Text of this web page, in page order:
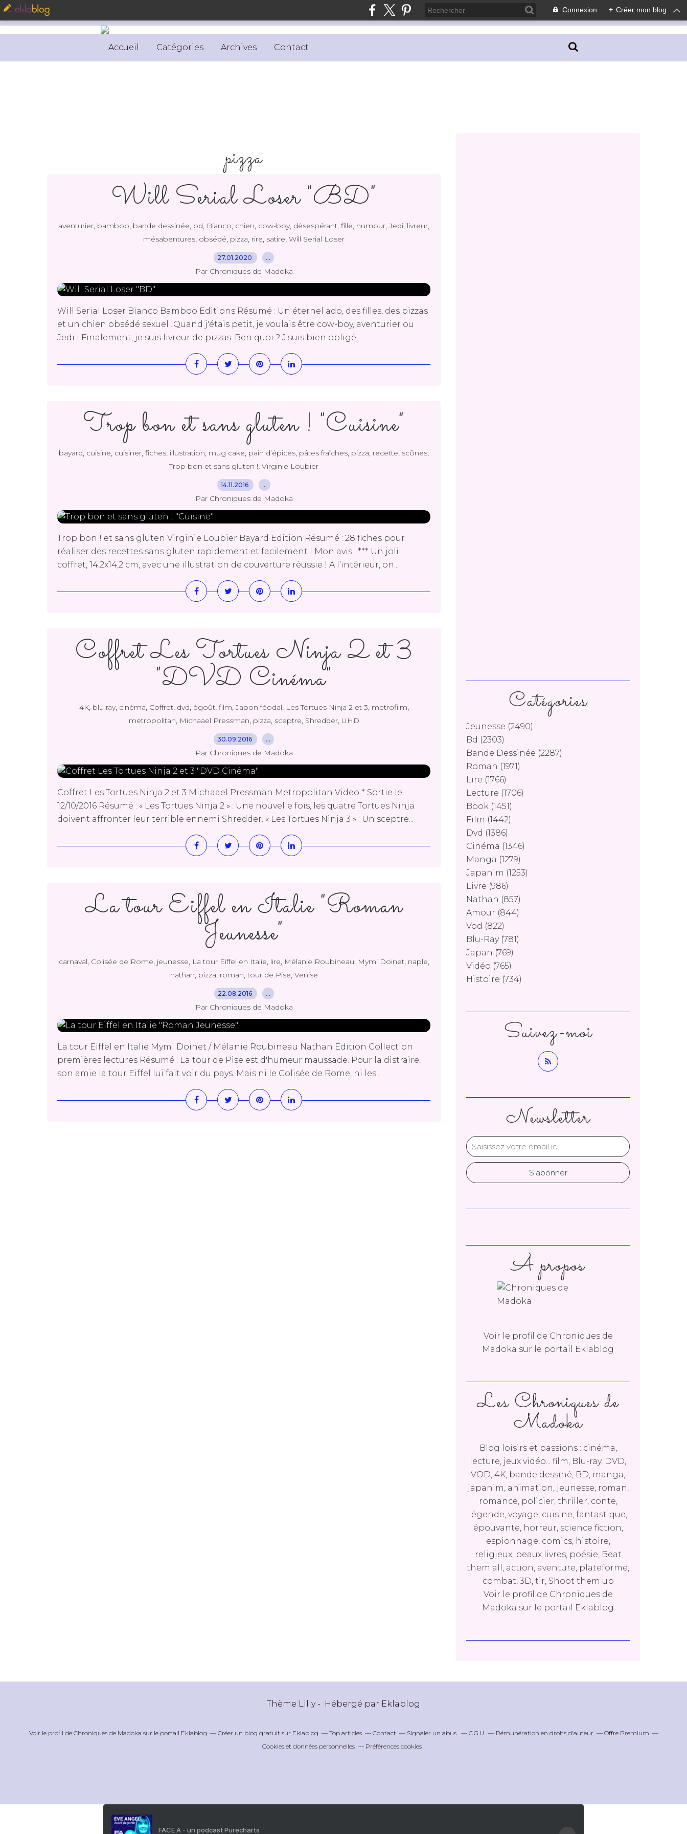
Connexion + Créer mon blog
Accueil Catégories Archives Contact
pizza
Will Serial Loser "BD"
aventurier, bamboo, bande dessinée, bd, Bianco, chien, cow-boy, désespérant, fille, humour,Jedi, livreur,
mésabentures, obsédé, pizza, rire, satire, Will Serial Loser
27.01.2020 …
Par Chroniques de Madoka
Will Serial Loser Bianco Bamboo Editions Résumé : Un éternel ado, des filles, des pizzas
et un chien obsédé sexuel !Quand j'étais petit, je voulais être cow-boy, aventurier ou
Jedi ! Finalement, je suis livreur de pizzas. Ben quoi ? J'suis bien obligé...
Trop bon et sans gluten ! "Cuisine"
bayard, cuisine, cuisiner, fiches, illustration, mug cake, pain d’épices, pâtes fraîches, pizza, recette, scônes,
Trop bon et sans gluten !, Virginie Loubier
14.11.2016 …
Par Chroniques de Madoka
Trop bon ! et sans gluten Virginie Loubier Bayard Edition Résumé : 28 fiches pour
réaliser des recettes sans gluten rapidement et facilement ! Mon avis : *** Un joli
coffret, 14,2x14,2 cm, avec une illustration de couverture réussie ! A l’intérieur, on...
Coffret Les Tortues Ninja 2 et 3
"DVD Cinéma"
4K, blu ray, cinéma, Coffret, dvd, égoût, film,Japon féodal, Les Tortues Ninja 2 et 3, metrofilm,
metropolitan, Michaael Pressman, pizza, sceptre, Shredder, UHD
30.09.2016 …
Par Chroniques de Madoka
Coffret Les Tortues Ninja 2 et 3 Michaael Pressman Metropolitan Video * Sortie le
12/10/2016 Résumé : « Les Tortues Ninja 2 » : Une nouvelle fois, les quatre Tortues Ninja
doivent affronter leur terrible ennemi Shredder. « Les Tortues Ninja 3 » : Un sceptre...
La tour Eiffel en Italie "Roman
Jeunesse"
carnaval, Colisée de Rome, jeunesse, La tour Eiffel en Italie, lire, Mélanie Roubineau, Mymi Doinet, naple,
nathan, pizza, roman,tour de Pise, Venise
22.08.2016 …
Par Chroniques de Madoka
La tour Eiffel en Italie Mymi Doinet / Mélanie Roubineau Nathan Edition Collection
premières lectures Résumé : La tour de Pise est d'humeur maussade. Pour la distraire,
son amie la tour Eiffel lui fait voir du pays. Mais ni le Colisée de Rome, ni les...
Newsletter
Catégories
Jeunesse (2490)
Bd (2303)
Bande Dessinée (2287)
Roman (1971)
Lire (1766)
Lecture (1706)
Book (1451)
Film (1442)
Dvd (1386)
Cinéma (1346)
Manga (1279)
Japanim (1253)
Livre (986)
Nathan (857)
Amour (844)
Vod (822)
Blu-Ray(781)
Japan (769)
Vidéo (765)
Histoire (734)
Les Chroniques de
Madoka
Blog loisirs et passions : cinéma,
lecture, jeux vidéo... film, Blu-ray, DVD,
VOD, 4K, bande dessiné, BD, manga,
japanim, animation, jeunesse, roman,
romance, policier, thriller, conte,
légende, voyage, cuisine, fantastique,
épouvante, horreur, science fiction,
espionnage, comics, histoire,
religieux, beaux livres, poésie, Beat
them all, action, aventure, plateforme,
combat, 3D, tir, Shoot them up
Voir le profil de Chroniques de
Madoka sur le portail Eklablog
Suivez-moi
À propos
Voir le profil de Chroniques de
Madoka sur le portail Eklablog
Thème Lilly - Hébergé par Eklablog
Voir le profil de Chroniques de Madoka sur le portail Eklablog Créer un blog gratuit sur Eklablog Top articles Contact Signaler un abus C.G.U. Rémunération en droits d'auteur
Offre Premium
Cookies et données personnelles
Préférences cookies
FACE A - un podcast Purecharts